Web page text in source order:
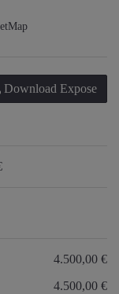
Download Expose
4.500,00 €
4.500,00 €